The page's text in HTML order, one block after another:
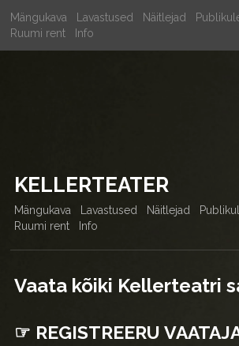
Mängukava Lavastused Näitlejad
Ruumi rent
Info
KELLERTEATER
Mängukava Lavastused Näitlejad
Ruumi rent
Info
Vaata kõiki Kellerteatri
☞ REGISTREERU